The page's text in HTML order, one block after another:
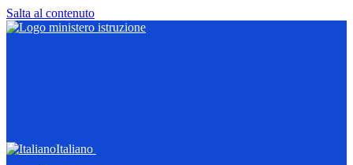
Salta al contenuto
Italiano